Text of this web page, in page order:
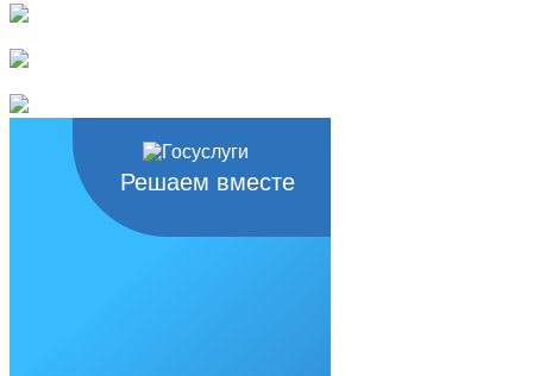
Решаем вместе